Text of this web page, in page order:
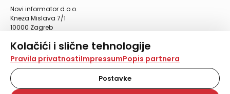
Kolačići i slične tehnologije
Na našoj web stranici koristimo kolačiće i slične
tehnologije za pohranu, čitanje i obradu informacija na
vašem uređaju. Time poboljšavamo korisničko iskustvo,
analiziramo promet na stranici te prikazujemo sadržaje i
Pravila privatnostiImpressumPopis partnera
Postavke
Novi informator d.o.o.
Kneza Mislava 7/1
10000 Zagreb
Telefaks: 01/4612-553
info@informator.hr
PRATITE NAS: